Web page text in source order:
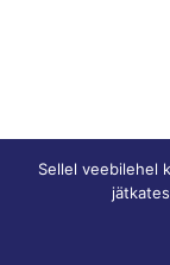
Sellel veebilehel